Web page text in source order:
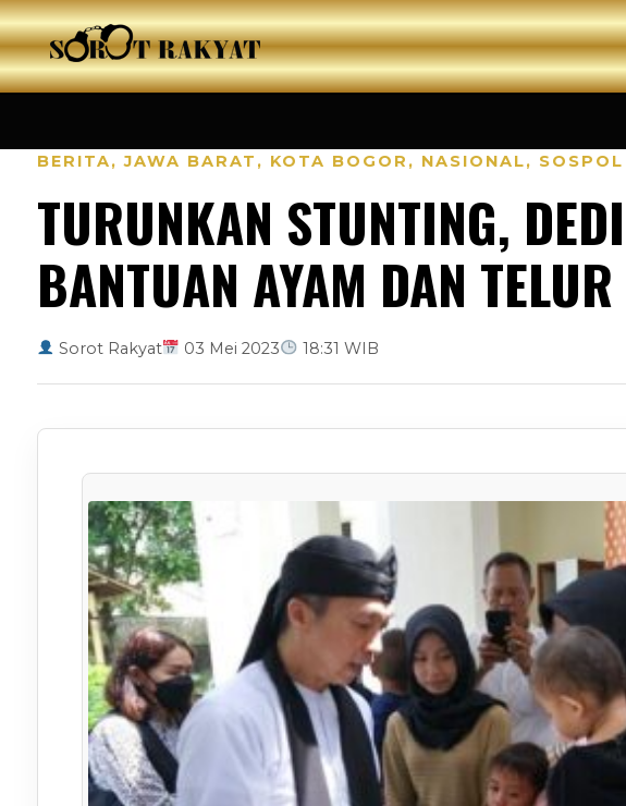
BERITA,JAWA BARAT , KOTA BOGOR , NASIONAL, SOSPOL
TURUNKAN STUNTING,
BANTUAN AYAM DAN TELUR
Sorot Rakyat 03 Mei 2023 18:31 WIB